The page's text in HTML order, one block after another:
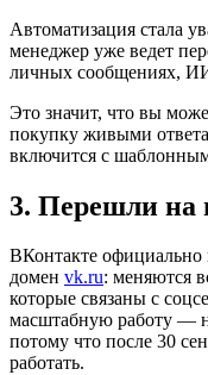
Автоматизация стала
менеджер уже ведет
личных сообщениях,
Это значит, что вы
покупку живыми
включится с
3. Перешли на
ВКонтакте официально
домен vk.ru: меняются
которые связаны с
масштабную работу —
потому что после 30
работать.